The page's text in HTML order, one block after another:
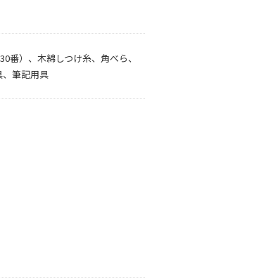
番）、木綿しつけ糸、角べら、
筆記用具